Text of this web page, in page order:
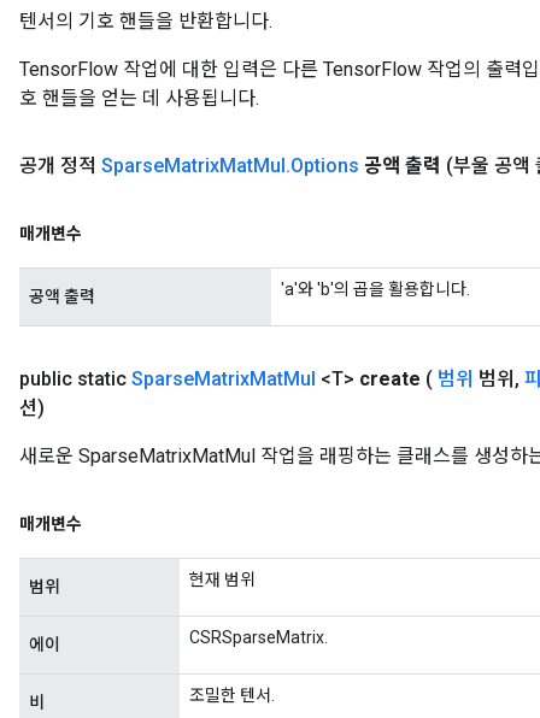
텐서의 기호 핸들을 반환합니다.
TensorFlow 작업에 대한 입력은 다른 TensorFlow 작업의 출력
호 핸들을 얻는 데 사용됩니다.
공개 정적 SparseMatrixMatMul.Options 공액 출력 (부울 공액
매개변수
공액 출력 'a'와 'b'의 곱을 활용합니다.
public static SparseMatrixMatMul <T> create ( 범위 범위 ,
션)
새로운 SparseMatrixMatMul 작업을 래핑하는 클래스를 생성하
매개변수
범위 현재 범위
에이 CSRSparseMatrix.
비 조밀한 텐서.